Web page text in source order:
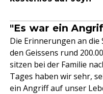
"Es war ein
Die Erinnerungen an die
den Geissens rund
sitzen bei der Familie
Tages haben wir sehr,
ein Angriff auf unser